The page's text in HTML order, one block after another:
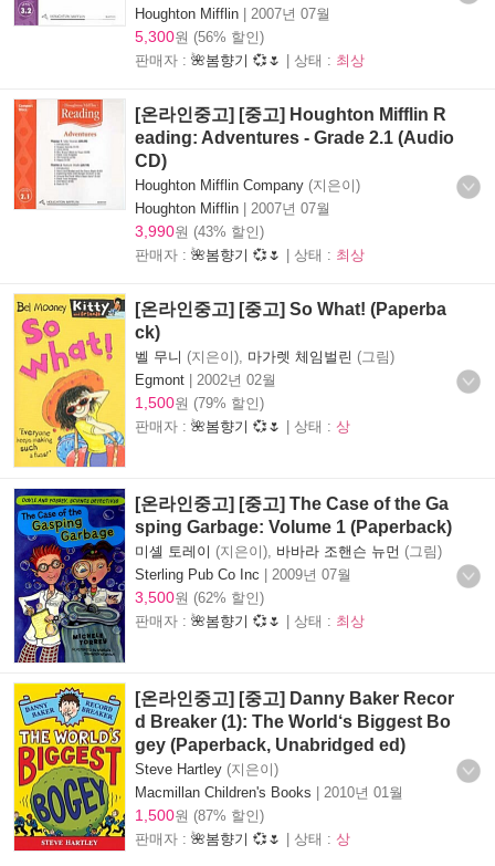
Houghton Mifflin | 2007년 07월
5,300원 (56% 할인)
판매자 : 🌺봄향기 💞🌷 | 상태 : 최상
[온라인중고] [중고] Houghton Mifflin R
eading: Adventures - Grade 2.1 (Audio
CD)
Houghton Mifflin Company (지은이)
Houghton Mifflin | 2007년 07월
3,990원 (43% 할인)
판매자 : 🌺봄향기 💞🌷 | 상태 : 최상
[온라인중고] [중고] So What! (Paperba
ck)
벨 무니 (지은이), 마가렛 체임벌린 (그림)
Egmont | 2002년 02월
1,500원 (79% 할인)
판매자 : 🌺봄향기 💞🌷 | 상태 : 상
[온라인중고] [중고] The Case of the Ga
sping Garbage: Volume 1 (Paperback)
미셸 토레이 (지은이), 바바라 조핸슨 뉴먼 (그림)
Sterling Pub Co Inc | 2009년 07월
3,500원 (62% 할인)
판매자 : 🌺봄향기 💞🌷 | 상태 : 최상
[온라인중고] [중고] Danny Baker Recor
d Breaker (1): The World‘s Biggest Bo
gey (Paperback, Unabridged ed)
Steve Hartley (지은이)
Macmillan Children's Books | 2010년 01월
1,500원 (87% 할인)
판매자 : 🌺봄향기 💞🌷 | 상태 : 상